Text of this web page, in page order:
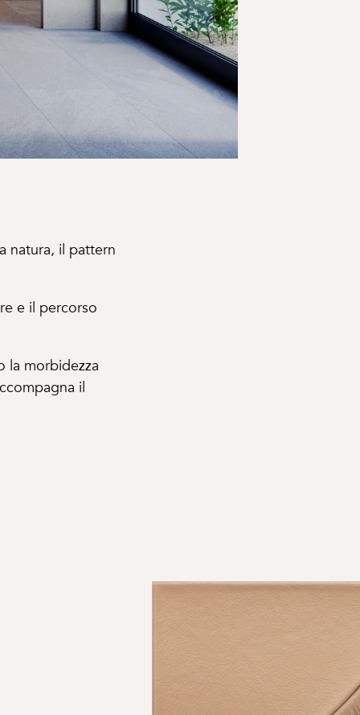
natura, il pattern
e il percorso
la morbidezza
il